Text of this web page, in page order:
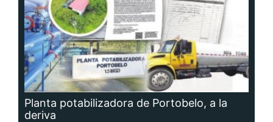
Planta potabilizadora de Portobelo, a la
deriva